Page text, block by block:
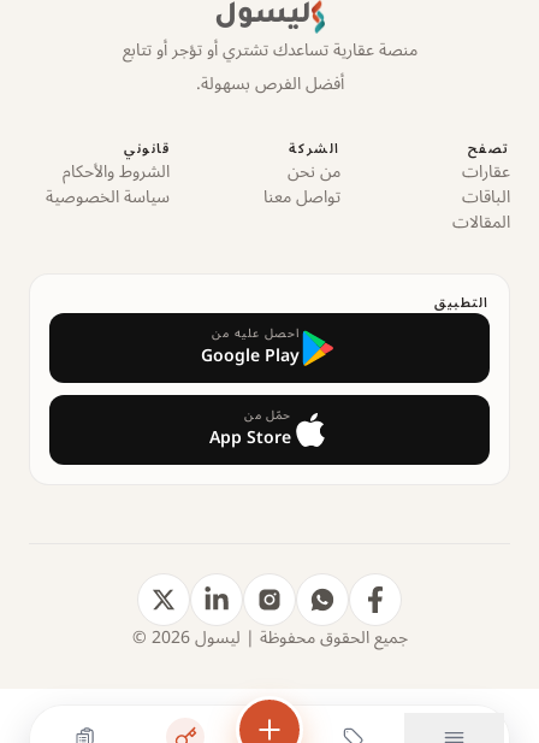
ليسول
منصة عقارية تساعدك تشتري أو تؤجر أو تتابع
أفضل الفرص بسهولة.
تصفح
عقارات
الباقات
المقالات
الشركة
من نحن
تواصل معنا
قانوني
الشروط والأحكام
سياسة الخصوصية
التطبيق
احصل عليه من
Google Play
حمّل من
App Store
جميع الحقوق محفوظة | ليسول 2026 ©